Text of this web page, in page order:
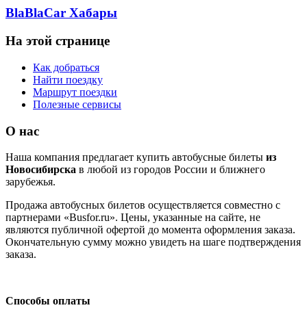
BlaBlaCar Хабары
На этой странице
Как добраться
Найти поездку
Маршрут поездки
Полезные сервисы
О нас
Наша компания предлагает купить автобусные билеты из
Новосибирска в любой из городов России и ближнего
зарубежья.
Продажа автобусных билетов осуществляется совместно с
партнерами «Busfor.ru». Цены, указанные на сайте, не
являются публичной офертой до момента оформления заказа.
Окончательную сумму можно увидеть на шаге подтверждения
заказа.
Способы оплаты